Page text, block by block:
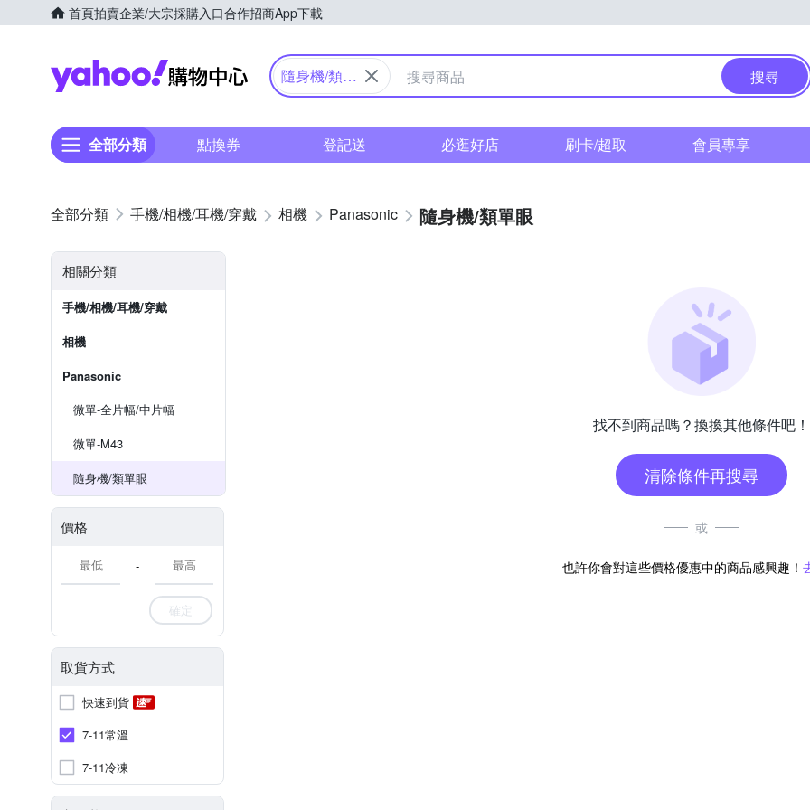
首頁拍賣企業/大宗採購入口合作招商App下載
Yahoo購物中心
隨身機/類單
搜尋
全部分類 點換券 登記送 必逛好店 刷卡/超取 會員專享
手機/相機/耳機/穿戴 相機 Panasonic 隨身機/類單眼
相關分類
手機/相機/耳機/穿戴
相機
Panasonic
微單-全片幅/中片幅
微單-M43
隨身機/類單眼
價格
-
確定
取貨方式
快速到貨
7-11常溫
7-11冷凍
找不到商品嗎？換換其他條件吧！
清除條件再搜尋
或
也許你會對這些價格優惠中的商品感興趣！